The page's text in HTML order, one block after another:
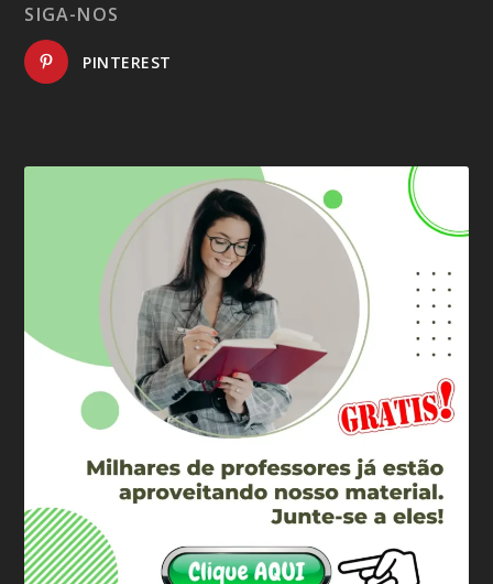
SIGA-NOS
PINTEREST